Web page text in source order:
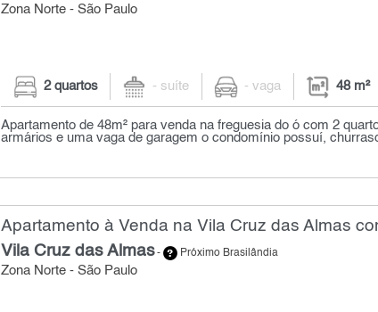
Zona Norte - São Paulo
2 quartos - suíte - vaga 48 m²
Apartamento de 48m² para venda na freguesia do ó com 2
armários e uma vaga de garagem o condomínio possuí,
Apartamento à Venda na Vila Cruz das Almas
Vila Cruz das Almas- Próximo Brasilândia
Zona Norte - São Paulo